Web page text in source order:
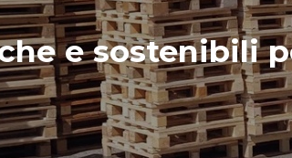
e sostenibili